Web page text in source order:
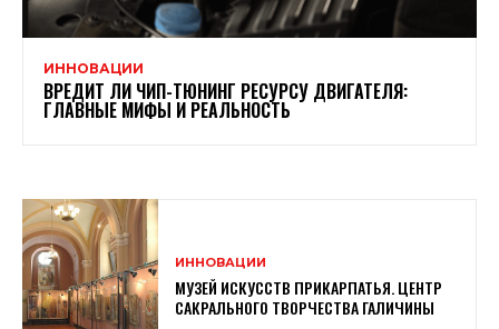
ИННОВАЦИИ
ВРЕДИТ ЛИ ЧИП-ТЮНИНГ РЕСУРСУ ДВИГАТЕЛЯ:
ГЛАВНЫЕ МИФЫ И РЕАЛЬНОСТЬ
ИННОВАЦИИ
МУЗЕЙ ИСКУССТВ ПРИКАРПАТЬЯ. ЦЕНТР
САКРАЛЬНОГО ТВОРЧЕСТВА ГАЛИЧИНЫ